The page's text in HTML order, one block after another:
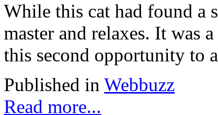
While this cat had found a
master and relaxes. It was
this second opportunity to
Published in Webbuzz
Read more...